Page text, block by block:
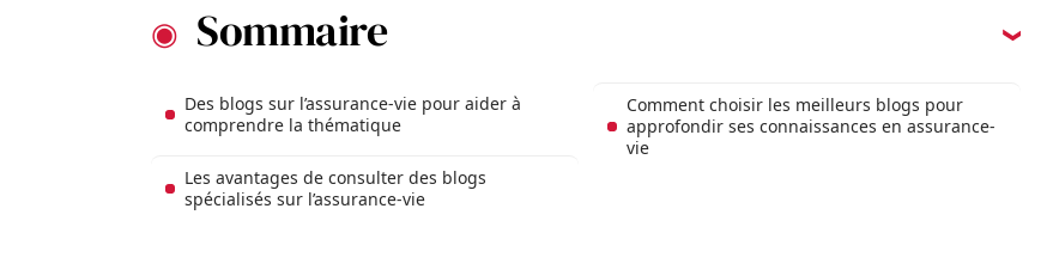
Sommaire
Des blogs sur l’assurance-vie pour aider à
comprendre la thématique
Les avantages de consulter des blogs
spécialisés sur l’assurance-vie
Comment choisir les meilleurs blogs pour
approfondir ses connaissances en assurance-
vie